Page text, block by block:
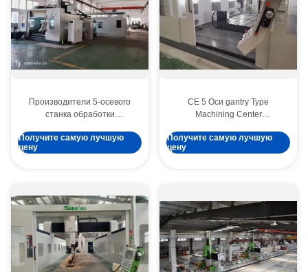
Производители 5-осевого
станка обработки
вращений/мин
Получите самую лучшую
цену
CE 5 Оси gantry Type
Machining Center
Углеродные волокна
трубные фитинги
Получите самую лучшую
цену